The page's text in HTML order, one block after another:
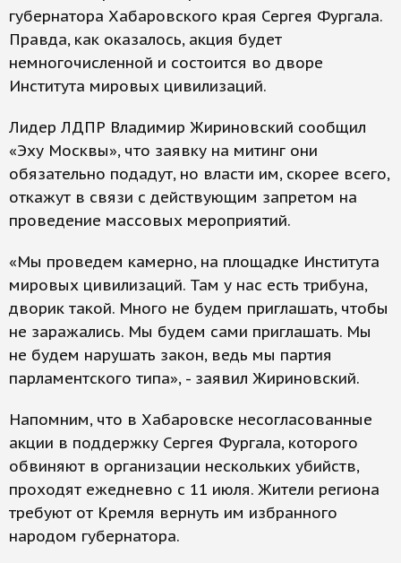
губернатора Хабаровского края Сергея Фургала.
Правда, как оказалось, акция будет
немногочисленной и состоится во дворе
Института мировых цивилизаций.
Лидер ЛДПР Владимир Жириновский сообщил
«Эху Москвы», что заявку на митинг они
обязательно подадут, но власти им, скорее всего,
откажут в связи с действующим запретом на
проведение массовых мероприятий.
«Мы проведем камерно, на площадке Института
мировых цивилизаций. Там у нас есть трибуна,
дворик такой. Много не будем приглашать, чтобы
не заражались. Мы будем сами приглашать. Мы
не будем нарушать закон, ведь мы партия
парламентского типа», - заявил Жириновский.
Напомним, что в Хабаровске несогласованные
акции в поддержку Сергея Фургала, которого
обвиняют в организации нескольких убийств,
проходят ежедневно с 11 июля. Жители региона
требуют от Кремля вернуть им избранного
народом губернатора.